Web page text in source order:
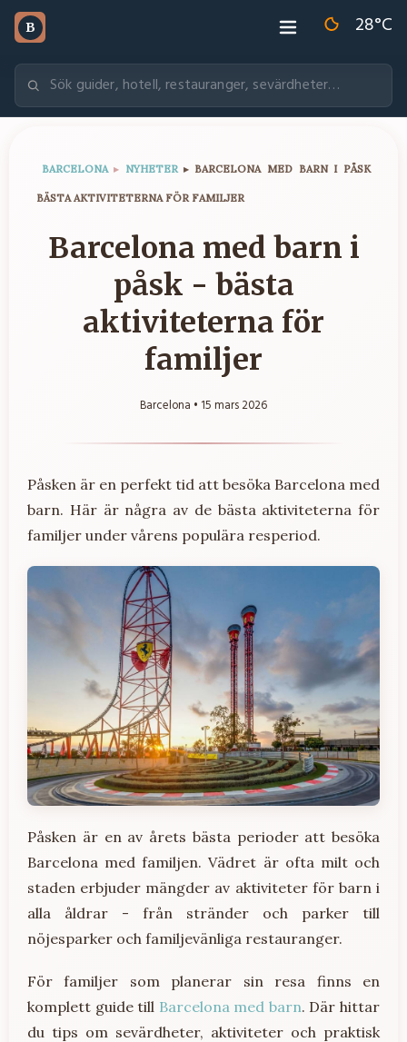
B 28°C
BARCELONA ▸ NYHETER ▸ BARCELONA MED BARN I PÅSK
BÄSTA AKTIVITETERNA FÖR FAMILJER
Barcelona med barn i
påsk - bästa
aktiviteterna för
familjer
Barcelona • 15 mars 2026
Påsken är en perfekt tid att besöka Barcelona med
barn. Här är några av de bästa aktiviteterna för
familjer under vårens populära resperiod.
Påsken är en av årets bästa perioder att besöka
Barcelona med familjen. Vädret är ofta milt och
staden erbjuder mängder av aktiviteter för barn i
alla åldrar - från stränder och parker till
nöjesparker och familjevänliga restauranger.
För familjer som planerar sin resa finns en
komplett guide till Barcelona med barn. Där hittar
du tips om sevärdheter, aktiviteter och praktisk